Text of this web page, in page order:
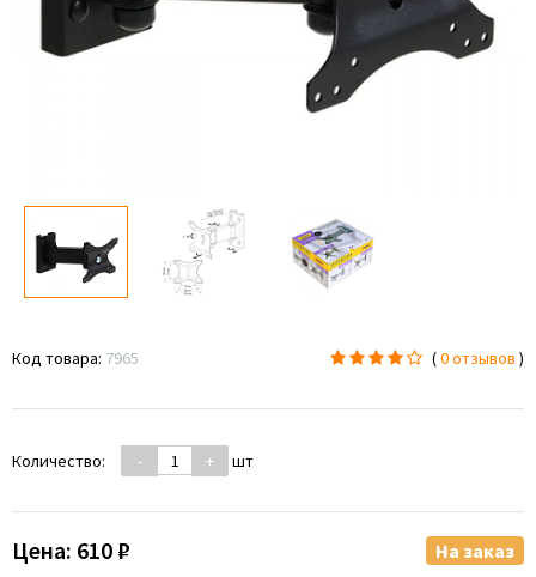
Код товара: 7965 (0 отзывов )
Количество: - + шт
Цена: 610 ₽ На заказ